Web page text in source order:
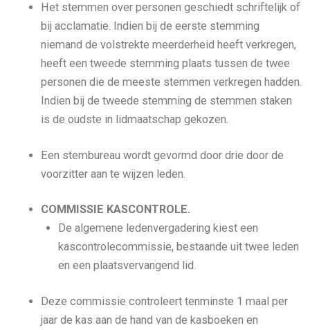
Het stemmen over personen geschiedt schriftelijk of
bij acclamatie. Indien bij de eerste stemming
niemand de volstrekte meerderheid heeft verkregen,
heeft een tweede stemming plaats tussen de twee
personen die de meeste stemmen verkregen hadden.
Indien bij de tweede stemming de stemmen staken
is de oudste in lidmaatschap gekozen.
Een stembureau wordt gevormd door drie door de
voorzitter aan te wijzen leden.
COMMISSIE KASCONTROLE.
De algemene ledenvergadering kiest een
kascontrolecommissie, bestaande uit twee leden
en een plaatsvervangend lid.
Deze commissie controleert tenminste 1 maal per
jaar de kas aan de hand van de kasboeken en